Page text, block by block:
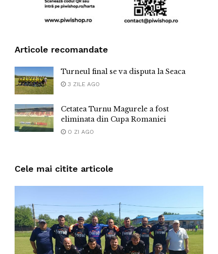
Articole recomandate
Turneul final se va disputa la Seaca
3 ZILE AGO
Cetatea Turnu Magurele a fost
eliminata din Cupa Romaniei
O ZI AGO
Cele mai citite articole